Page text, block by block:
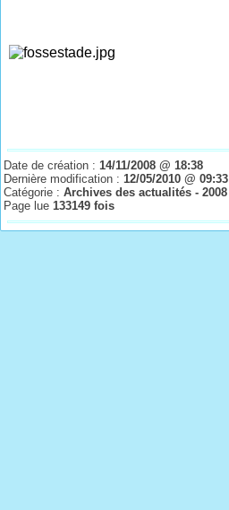
Date de création :14/11/2008 @ 18:38
Dernière modification :12/05/2010 @ 09:33
Catégorie :Archives des actualités - 2008
Page lue133149 fois